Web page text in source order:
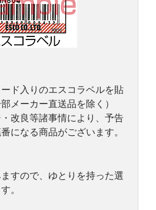
ド入りのエスコラベルを貼
メーカー直送品を除く）
改良等諸事情により、予告
になる商品がございます。
すので、ゆとりを持った選
。